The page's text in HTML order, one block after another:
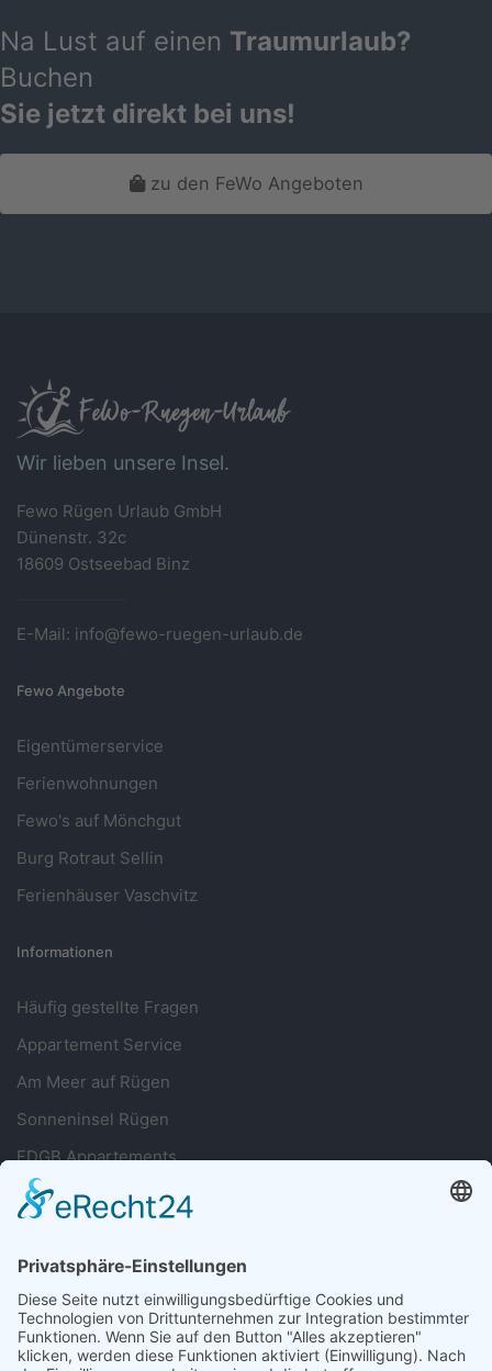
Na Lust auf einen Traumurlaub?
Buchen
Sie jetzt direkt bei uns!
zu den FeWo Angeboten
Wir lieben unsere Insel.
Fewo Rügen Urlaub GmbH
Dünenstr. 32c
18609 Ostseebad Binz
E-Mail: info@fewo-ruegen-urlaub.de
Fewo Angebote
Eigentümerservice
Ferienwohnungen
Fewo's auf Mönchgut
Burg Rotraut Sellin
Ferienhäuser Vaschvitz
Informationen
Häufig gestellte Fragen
Appartement Service
Am Meer auf Rügen
Sonneninsel Rügen
FDGB Appartements
Sie haben Fragen?
038393 699677
Oder nutzen Sie unser Kontaktformular